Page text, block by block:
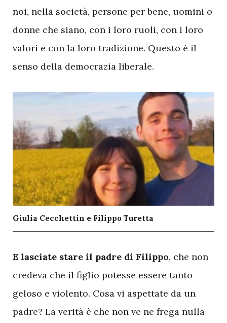
noi, nella società, persone per bene, uomini o
donne che siano, con i loro ruoli, con i loro
valori e con la loro tradizione. Questo è il
senso della democrazia liberale.
Giulia Cecchettin e Filippo Turetta
E lasciate stare il padre di Filippo, che non
credeva che il figlio potesse essere tanto
geloso e violento. Cosa vi aspettate da un
padre? La verità è che non ve ne frega nulla